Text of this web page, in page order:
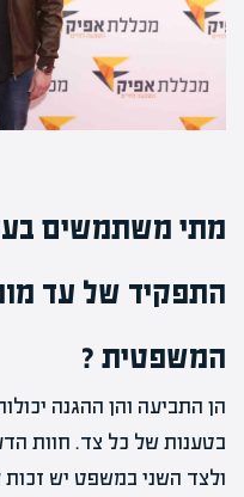
מתי משתמשים
התפקיד של עד
המשפטית ?
הן התביעה והן ההגנה
בטענות של כל צד. חוות
ולצד השני במשפט יש